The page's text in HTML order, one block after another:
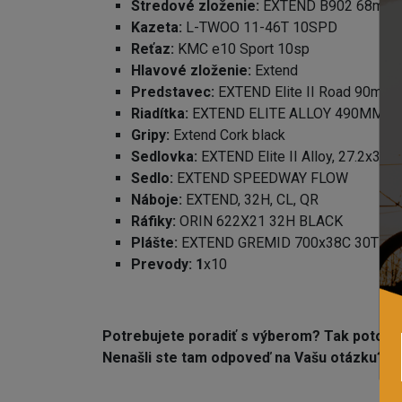
Stredové zloženie: EXTEND B902 68mm/
Kazeta: L-TWOO 11-46T 10SPD
Reťaz: KMC e10 Sport 10sp
Hlavové zloženie: Extend
Predstavec: EXTEND Elite II Road 90mm
Riadítka: EXTEND ELITE ALLOY 490MM
Gripy: Extend Cork black
Sedlovka: EXTEND Elite II Alloy,
Sedlo: EXTEND SPEEDWAY FLOW
Náboje: EXTEND, 32H, CL, QR
Ráfiky: ORIN 622X21 32H BLACK
Plášte: EXTEND GREMID 700x38C 30TPI
Prevody: 1x10
Potrebujete poradiť s výberom? Tak
Nenašli ste tam odpoveď na Vašu otázku?